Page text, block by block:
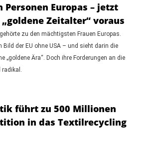
Europas – jetzt
Zeitalter“ voraus
zu den mächtigsten Frauen Europas.
Bild der EU ohne USA – und sieht darin die
„goldene Ära“. Doch ihre Forderungen an die
radikal.
führt zu 500 Millionen
in das Textilrecycling